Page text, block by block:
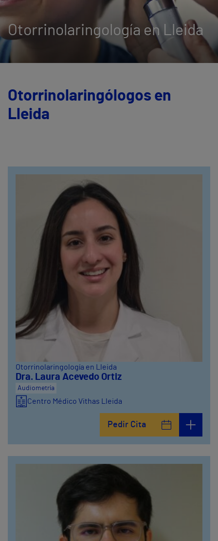
Otorrinolaringología en Lleida
Otorrinolaringólogos en
Lleida
Otorrinolaringología en Lleida
Dra. Laura Acevedo Ortiz
Audiometría
Centro Médico Vithas Lleida
Pedir Cita